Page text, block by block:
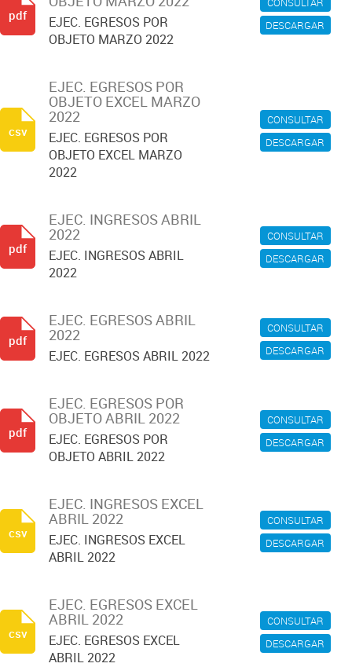
DESCARGAR
EJEC. EGRESOS POR
OBJETO MARZO 2022
pdf
CONSULTAR
DESCARGAR
EJEC. EGRESOS POR
OBJETO EXCEL MARZO
2022
EJEC. EGRESOS POR
OBJETO EXCEL MARZO
2022
csv
CONSULTAR
DESCARGAR
EJEC. INGRESOS ABRIL
2022
EJEC. INGRESOS ABRIL
2022
pdf
CONSULTAR
DESCARGAR
EJEC. EGRESOS ABRIL
2022
EJEC. EGRESOS ABRIL 2022
pdf
CONSULTAR
DESCARGAR
EJEC. EGRESOS POR
OBJETO ABRIL 2022
EJEC. EGRESOS POR
OBJETO ABRIL 2022
pdf
CONSULTAR
DESCARGAR
EJEC. INGRESOS EXCEL
ABRIL 2022
EJEC. INGRESOS EXCEL
ABRIL 2022
csv
CONSULTAR
DESCARGAR
EJEC. EGRESOS EXCEL
ABRIL 2022
EJEC. EGRESOS EXCEL
ABRIL 2022
csv